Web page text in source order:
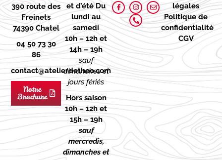
390 route des
Freinets
74390 Chatel
04 50 73 30
86
contact@atelierdetheo.com
Notre
Brochure
et d’étéDu
lundi au
samedi
10h – 12h et
14h – 19h
sauf
dimanches et
jours fériés
Hors saison
10h – 12h et
15h – 19h
sauf
mercredis,
dimanches et
légales
Politique de
confidentialité
CGV